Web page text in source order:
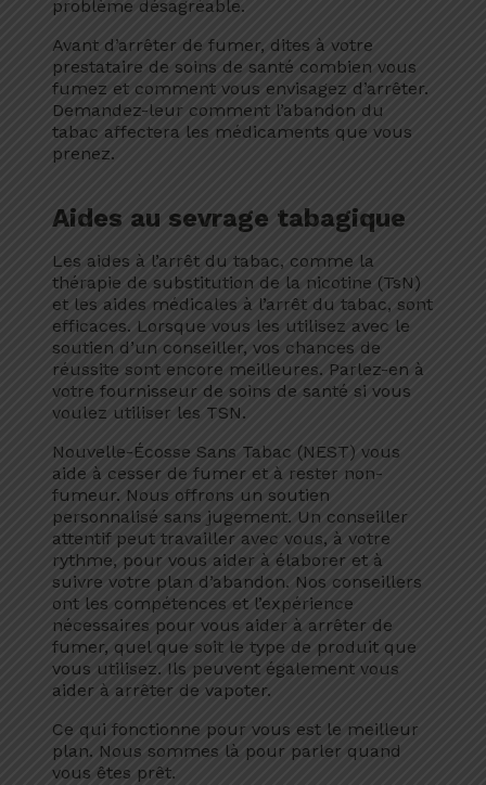
problème désagréable.
Avant d’arrêter de fumer, dites à votre
prestataire de soins de santé combien vous
fumez et comment vous envisagez d’arrêter.
Demandez-leur comment l’abandon du
tabac affectera les médicaments que vous
prenez.
Aides au sevrage tabagique
Les aides à l’arrêt du tabac, comme la
thérapie de substitution de la nicotine (TsN)
et les aides médicales à l’arrêt du tabac, sont
efficaces. Lorsque vous les utilisez avec le
soutien d’un conseiller, vos chances de
réussite sont encore meilleures. Parlez-en à
votre fournisseur de soins de santé si vous
voulez utiliser les TSN.
Nouvelle-Écosse Sans Tabac (NEST) vous
aide à cesser de fumer et à rester non-
fumeur. Nous offrons un soutien
personnalisé sans jugement. Un conseiller
attentif peut travailler avec vous, à votre
rythme, pour vous aider à élaborer et à
suivre votre plan d’abandon. Nos conseillers
ont les compétences et l’expérience
nécessaires pour vous aider à arrêter de
fumer, quel que soit le type de produit que
vous utilisez. Ils peuvent également vous
aider à arrêter de vapoter.
Ce qui fonctionne pour vous est le meilleur
plan. Nous sommes là pour parler quand
vous êtes prêt.